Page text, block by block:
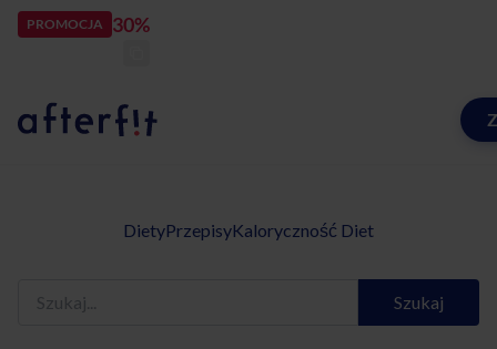
PROMOCJA 30%
Catering dietetyczny Afterfit
DietyPrzepisyKaloryczność Diet
Szukaj